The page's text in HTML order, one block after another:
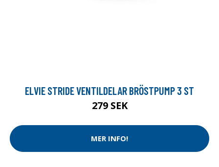
ELVIE STRIDE VENTILDELAR BRÖSTPUMP 3 ST
279 SEK
MER INFO!